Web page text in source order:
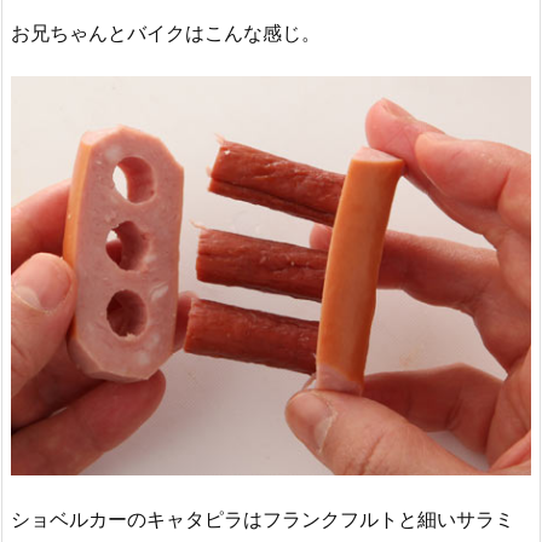
お兄ちゃんとバイクはこんな感じ。
ショベルカーのキャタピラはフランクフルトと細いサラミ